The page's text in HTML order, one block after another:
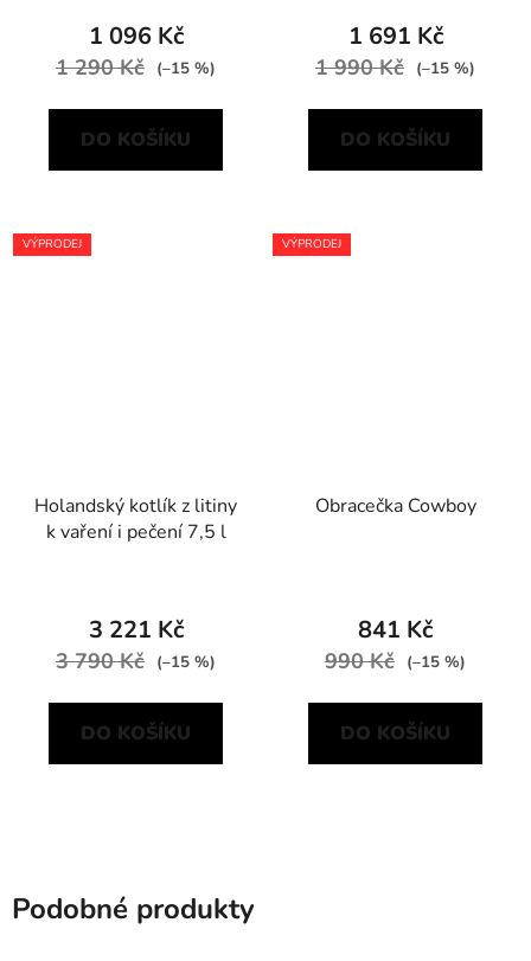
1 096 Kč
1 290 Kč (–15 %)
DO KOŠÍKU
1 691 Kč
1 990 Kč (–15 %)
DO KOŠÍKU
VÝPRODEJ
Holandský kotlík z litiny
k vaření i pečení 7,5 l
3 221 Kč
3 790 Kč (–15 %)
DO KOŠÍKU
VÝPRODEJ
Obracečka Cowboy
841 Kč
990 Kč (–15 %)
DO KOŠÍKU
Podobné produkty